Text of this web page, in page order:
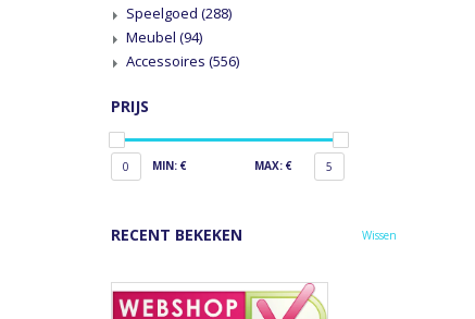
Speelgoed (288)
Meubel (94)
Accessoires (556)
PRIJS
0 MIN: € MAX: € 5
RECENT BEKEKEN Wissen